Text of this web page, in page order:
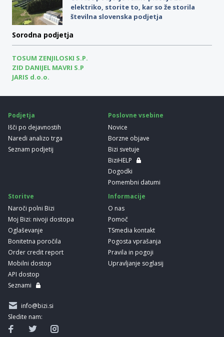
elektriko, storite to, kar so že storila
številna slovenska podjetja
Sorodna podjetja
TOSUM ZENJILOSKI S.P.
ZID DANIJEL MAVRI S.P
JARIS d.o.o.
Podjetja
Išči po dejavnostih
Naredi analizo trga
Seznam podjetij
Poslovne vsebine
Novice
Borzne objave
Bizi svetuje
BiziHELP
Dogodki
Pomembni datumi
Storitve
Naroči polni Bizi
Moj Bizi: nivoji dostopa
Oglaševanje
Bonitetna poročila
Order credit report
Mobilni dostop
API dostop
Seznami
Informacije
O nas
Pomoč
TSmedia kontakt
Pogosta vprašanja
Pravila in pogoji
Upravljanje soglasij
info@bizi.si
Sledite nam: